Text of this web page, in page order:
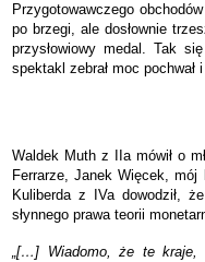
Przygotowawczego
po brzegi, ale dosłownie
przysłowiowy medal. Tak
spektakl zebrał moc pochwał
Waldek Muth z IIa mówił o
Ferrarze, Janek Więcek, mój
Kuliberda z IVa dowodził,
słynnego prawa teorii
„[…] Wiadomo, że te kraje,